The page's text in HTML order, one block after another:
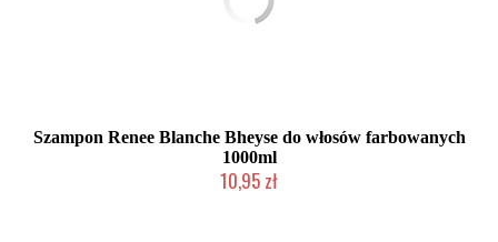
Szampon Renee Blanche Bheyse do włosów farbowanych
1000ml
10,95 zł